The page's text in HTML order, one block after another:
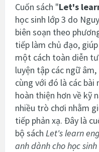
Cuốn sách "Let's
học sinh lớp 3 do
biên soạn theo
tiếp làm chủ đạo,
một cách toàn diễn
luyện tập các ngữ
cùng với đó là các bài
hoàn thiện hơn về kỹ
nhiều trò chơi nhằm
tiếp phản xạ. Đây là
bộ sách Let's learn
anh dành cho học